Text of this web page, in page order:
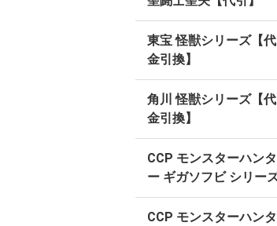
東宝 怪獣シリーズ【代
金引換】
角川 怪獣シリーズ【代
金引換】
CCP モンスターハンタ
ー ギガソフビ シリー
CCP モンスターハンタ